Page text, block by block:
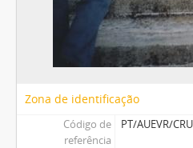
Zona de identificação
Código de
referência
PT/AUEVR/